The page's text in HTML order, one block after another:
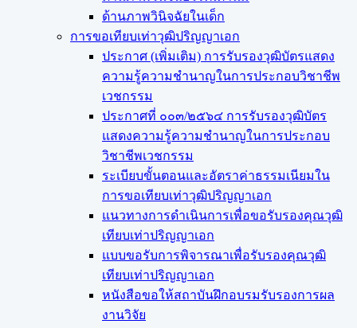
ด้านภาพวินิจฉัยในเด็ก
การขอเทียบเท่า​วุฒิปริญญา​เอก
ประกาศ (เพิ่มเติม) การรับรองวุฒิบัตรแสดง
ความรู้ความชำนาญในการประกอบวิชาชีพ
เวชกรรม
ประกาศที่ ๐๐๓/๒๕๖๔ การรับรองวุฒิบัตร
แสดงความรู้ความชำนาญในการประกอบ
วิชาชีพเวชกรรม
ระเบียบขั้นตอนและอัตราค่าธรรมเนียมใน
การขอเทียบเท่าวุฒิปริญญาเอก
แนวทางการดำเนินการเพื่อขอรับรองคุณวุฒิ
เทียบเท่าปริญญาเอก
แบบขอรับการพิจารณาเพื่อรับรองคุณวุฒิ
เทียบเท่าปริญญาเอก
หนังสือขอให้สถาบันฝึกอบรมรับรองการผล
งานวิจัย